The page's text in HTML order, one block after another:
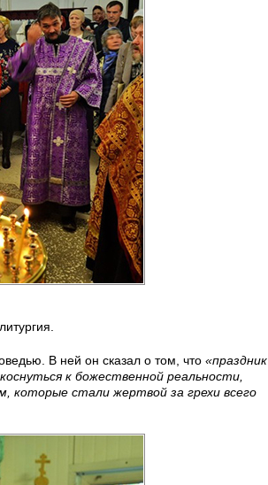
В ней он сказал о том, что «праздник
к божественной реальности,
которые стали жертвой за грехи всего